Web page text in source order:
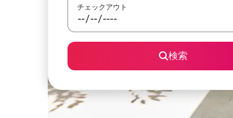
チェックアウト
検索